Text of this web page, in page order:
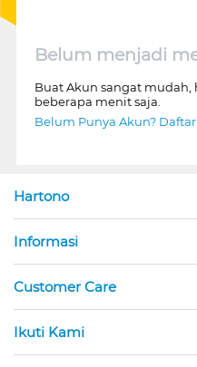
Belum menjadi
Buat Akun sangat
beberapa menit saja.
Belum Punya Akun? Daftar
Hartono
Informasi
Customer Care
Ikuti Kami